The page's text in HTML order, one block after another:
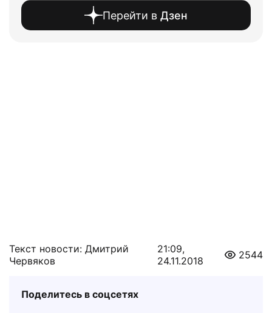
Перейти в Дзен
Текст новости: Дмитрий
Червяков
21:09,
24.11.2018
2544
Поделитесь в соцсетях